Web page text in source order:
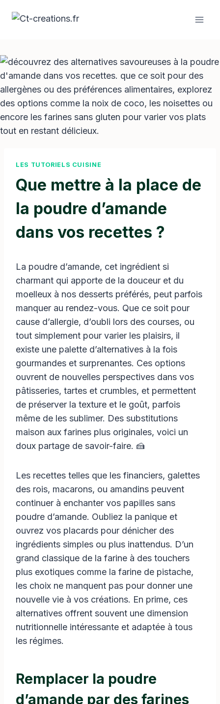
LES TUTORIELS CUISINE
Que mettre à la place de
la poudre d’amande
dans vos recettes ?
La poudre d’amande, cet ingrédient si
charmant qui apporte de la douceur et du
moelleux à nos desserts préférés, peut parfois
manquer au rendez-vous. Que ce soit pour
cause d’allergie, d’oubli lors des courses, ou
tout simplement pour varier les plaisirs, il
existe une palette d’alternatives à la fois
gourmandes et surprenantes. Ces options
ouvrent de nouvelles perspectives dans vos
pâtisseries, tartes et crumbles, et permettent
de préserver la texture et le goût, parfois
même de les sublimer. Des substitutions
maison aux farines plus originales, voici un
doux partage de savoir-faire. 🍰
Les recettes telles que les financiers, galettes
des rois, macarons, ou amandins peuvent
continuer à enchanter vos papilles sans
poudre d’amande. Oubliez la panique et
ouvrez vos placards pour dénicher des
ingrédients simples ou plus inattendus. D’un
grand classique de la farine à des touchers
plus exotiques comme la farine de pistache,
les choix ne manquent pas pour donner une
nouvelle vie à vos créations. En prime, ces
alternatives offrent souvent une dimension
nutritionnelle intéressante et adaptée à tous
les régimes.
Remplacer la poudre
d’amande par des farines